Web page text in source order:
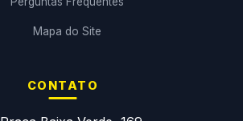
Mapa do Site
CONTATO